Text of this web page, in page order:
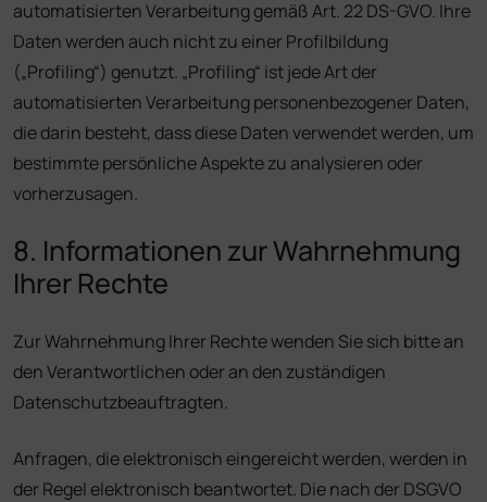
automatisierten Verarbeitung gemäß Art. 22 DS-GVO. Ihre
Daten werden auch nicht zu einer Profilbildung
(„Profiling“) genutzt. „Profiling“ ist jede Art der
automatisierten Verarbeitung personenbezogener Daten,
die darin besteht, dass diese Daten verwendet werden, um
bestimmte persönliche Aspekte zu analysieren oder
vorherzusagen.
8. Informationen zur Wahrnehmung
Ihrer Rechte
Zur Wahrnehmung Ihrer Rechte wenden Sie sich bitte an
den Verantwortlichen oder an den zuständigen
Datenschutzbeauftragten.
Anfragen, die elektronisch eingereicht werden, werden in
der Regel elektronisch beantwortet. Die nach der DSGVO